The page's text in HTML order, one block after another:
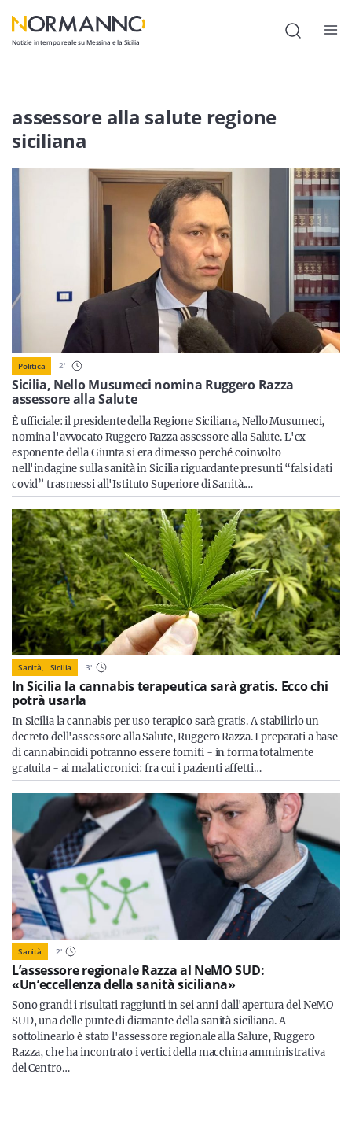
Notizie in tempo reale su Messina e la Sicilia
Cronaca
Politica
Economia
Sport
Sicilia
Servizi
Resta sempre aggiornato con le ultime news, iscriviti alla
nostra newsletter
Iscriviti
assessore alla salute regione
siciliana
Sicilia, Nello Musumeci nomina Ruggero Razza
assessore alla Salute
Politica 2'
È ufficiale: il presidente della Regione Siciliana, Nello Musumeci,
nomina l'avvocato Ruggero Razza assessore alla Salute. L'ex
esponente della Giunta si era dimesso perché coinvolto
nell'indagine sulla sanità in Sicilia riguardante presunti “falsi dati
covid” trasmessi all'Istituto Superiore di Sanità.…
Sanità, Sicilia 3'
In Sicilia la cannabis terapeutica sarà gratis. Ecco chi
potrà usarla
In Sicilia la cannabis per uso terapico sarà gratis. A stabilirlo un
decreto dell'assessore alla Salute, Ruggero Razza. I preparati a base
di cannabinoidi potranno essere forniti - in forma totalmente
gratuita - ai malati cronici: fra cui i pazienti affetti…
Sanità 2'
L’assessore regionale Razza al NeMO SUD:
«Un’eccellenza della sanità siciliana»
Sono grandi i risultati raggiunti in sei anni dall'apertura del NeMO
SUD, una delle punte di diamante della sanità siciliana. A
sottolinearlo è stato l'assessore regionale alla Salure, Ruggero
Razza, che ha incontrato i vertici della macchina amministrativa
del Centro…